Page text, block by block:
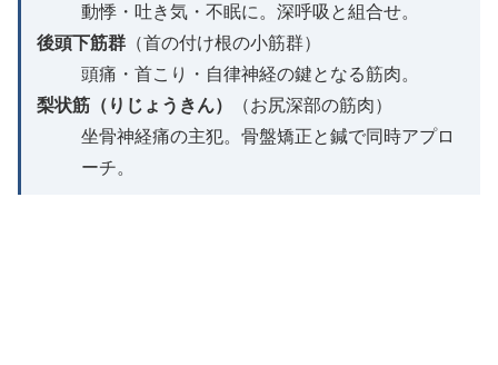
動悸・吐き気・不眠に。深呼吸と組合せ。
後頭下筋群 （首の付け根の小筋群）
頭痛・首こり・自律神経の鍵となる筋肉。
梨状筋（りじょうきん）
（お尻深部の筋肉）
坐骨神経痛の主犯。骨盤矯正と鍼で同時アプロ
ーチ。